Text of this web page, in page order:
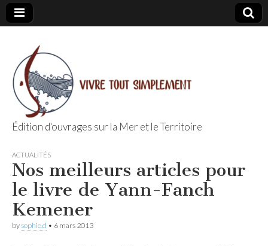
Editions Vivre
Tout
Simplement
Édition d'ouvrages sur la Mer et le Territoire
ACTUALITÉS
Nos meilleurs articles pour
le livre de Yann-Fanch
Kemener
bysophie.d • 6 mars 2013